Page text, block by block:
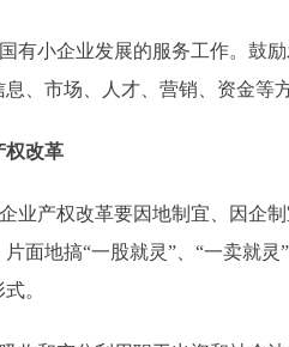
小企业发展的服务工作。鼓励
、市场、人才、营销、资金等
权改革
产权改革要因地制宜、因企制
面地搞“一股就灵”、“一卖就
。